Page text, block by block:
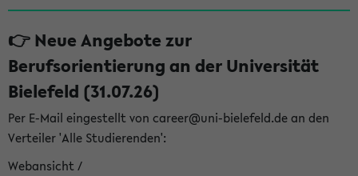
👉 Neue Angebote zur
Berufsorientierung an der Universität
Bielefeld (31.07.26)
Per E-Mail eingestellt von career@uni-bielefeld.de an den
Verteiler 'Alle Studierenden':
Webansicht /